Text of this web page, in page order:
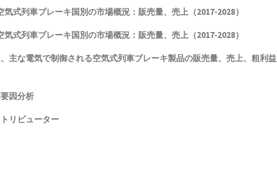
気式列車ブレーキ国別の市場概況：販売量、売上（2017-2028）
気式列車ブレーキ国別の市場概況：販売量、売上（2017-2028）
、主な電気で制御される空気式列車ブレーキ製品の販売量、売上、粗利益
因分析
リビューター